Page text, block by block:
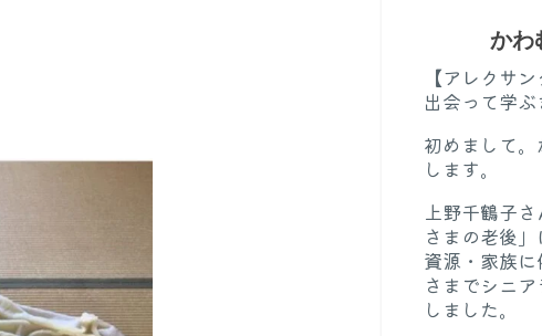
かわ
【アレクサ
出会って学ぶ
初めまして
します。
上野千鶴子
さまの老後
資源・家族
さまでシニ
しました。